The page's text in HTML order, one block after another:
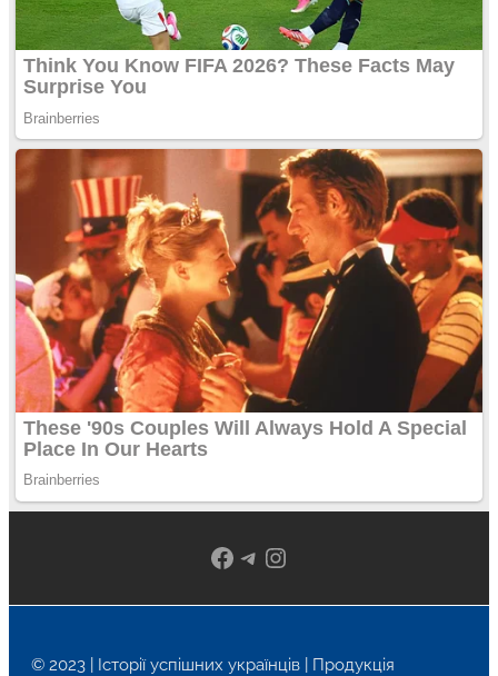
Facebook
Telegram
Instagram
© 2023 | Історії успішних українців | Продукція